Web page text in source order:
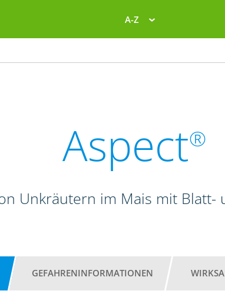
A-Z
Aspect®
Unkräutern im Mais mit
GEFAHRENINFORMATIONEN